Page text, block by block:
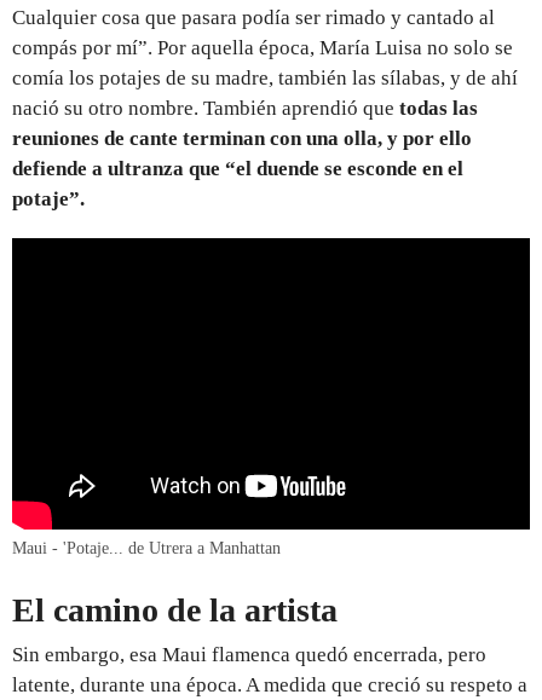
Cualquier cosa que pasara podía ser rimado y cantado al
compás por mí”. Por aquella época, María Luisa no solo se
comía los potajes de su madre, también las sílabas, y de ahí
nació su otro nombre. También aprendió que todas las
reuniones de cante terminan con una olla, y por ello
defiende a ultranza que “el duende se esconde en el
potaje”.
Maui - 'Potaje... de Utrera a Manhattan
El camino de la artista
Sin embargo, esa Maui flamenca quedó encerrada, pero
latente, durante una época. A medida que creció su respeto a